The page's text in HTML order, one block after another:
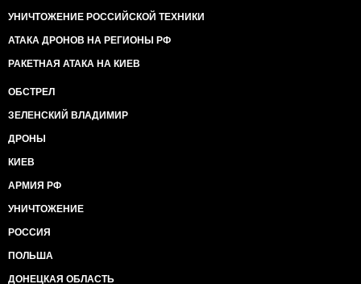
УНИЧТОЖЕНИЕ РОССИЙСКОЙ ТЕХНИКИ
АТАКА ДРОНОВ НА РЕГИОНЫ РФ
РАКЕТНАЯ АТАКА НА КИЕВ
ОБСТРЕЛ
ЗЕЛЕНСКИЙ ВЛАДИМИР
ДРОНЫ
КИЕВ
АРМИЯ РФ
УНИЧТОЖЕНИЕ
РОССИЯ
ПОЛЬША
ДОНЕЦКАЯ ОБЛАСТЬ